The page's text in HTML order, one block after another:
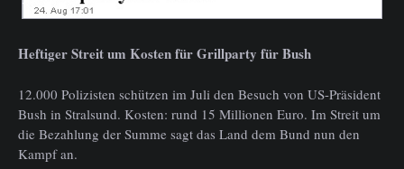
Heftiger Streit um Kosten für Grillparty für Bush
12.000 Polizisten schützen im Juli den Besuch von US-Präsident
Bush in Stralsund. Kosten: rund 15 Millionen Euro. Im Streit um
die Bezahlung der Summe sagt das Land dem Bund nun den
Kampf an.